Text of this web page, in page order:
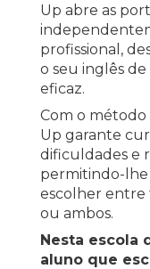
Up abre as
profissional,
o seu inglês
eficaz.
Com o método
Up garante
dificuldades e
permitindo-lhe
escolher entre
ou ambos.
Nesta escola
aluno que